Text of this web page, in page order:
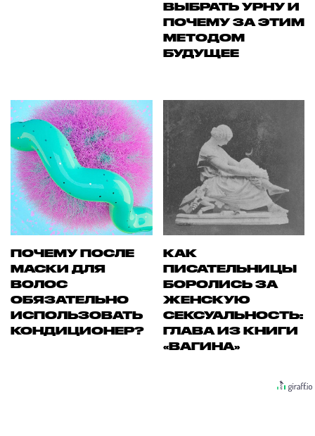
ВЫБРАТЬ УРНУ И
ПОЧЕМУ ЗА ЭТИМ
МЕТОДОМ
БУДУЩЕЕ
ПОЧЕМУ ПОСЛЕ
МАСКИ ДЛЯ
ВОЛОС
ОБЯЗАТЕЛЬНО
ИСПОЛЬЗОВАТЬ
КОНДИЦИОНЕР?
КАК
ПИСАТЕЛЬНИЦЫ
БОРОЛИСЬ ЗА
ЖЕНСКУЮ
СЕКСУАЛЬНОСТЬ:
ГЛАВА ИЗ КНИГИ
«ВАГИНА»